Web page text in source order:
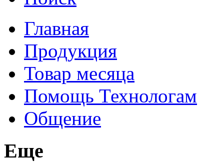
Главная
Продукция
Товар месяца
Помощь Технологам
Общение
Еще